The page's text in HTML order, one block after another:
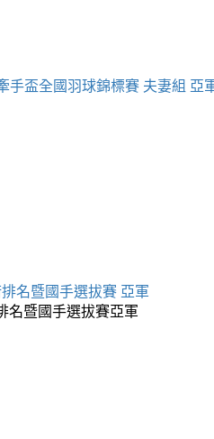
手盃全國羽球錦標賽 夫妻組 亞
名暨國手選拔賽 亞軍
名暨國手選拔賽亞軍